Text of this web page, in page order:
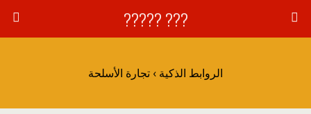
??? ?????
الروابط الذكية › تجارة الأسلحة